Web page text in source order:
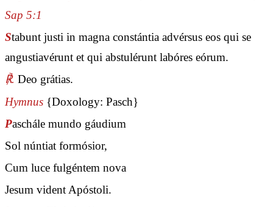
Sap 5:1
Stabunt justi in magna constántia advérsus eos qui se
angustiavérunt et qui abstulérunt labóres eórum.
℟. Deo grátias.
Hymnus {Doxology: Pasch}
Paschále mundo gáudium
Sol núntiat formósior,
Cum luce fulgéntem nova
Jesum vident Apóstoli.